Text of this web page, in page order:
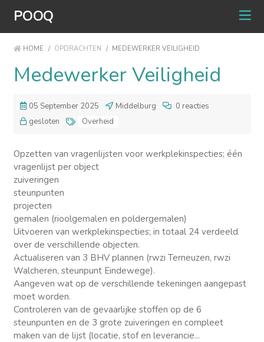
POOQ
HOME / OPDRACHTEN / MEDEWERKER VEILIGHEID
Medewerker Veiligheid
05 September 2025 Middelburg
0 reacties
gesloten
Overheid
Opzetten van vragenlijsten voor werkplekinspecties; één
vragenlijst per object
zuiveringen
steunpunten
projecten
gemalen (rioolgemalen en poldergemalen)
Uitvoeren van werkplekinspecties; in totaal 24 verdeeld
over de verschillende objecten.
Actualiseren van 3 BHV plannen (rwzi Terneuzen, rwzi
Walcheren, steunpunt Eindewege).
Aangeven wat op de verschillende tekeningen aangepast
moet worden.
Controleren van de gevaarlijke stoffen op de 6
steunpunten en de 3 grote zuiveringen en compleet
maken van de lijst (locatie, stof en leverancie...